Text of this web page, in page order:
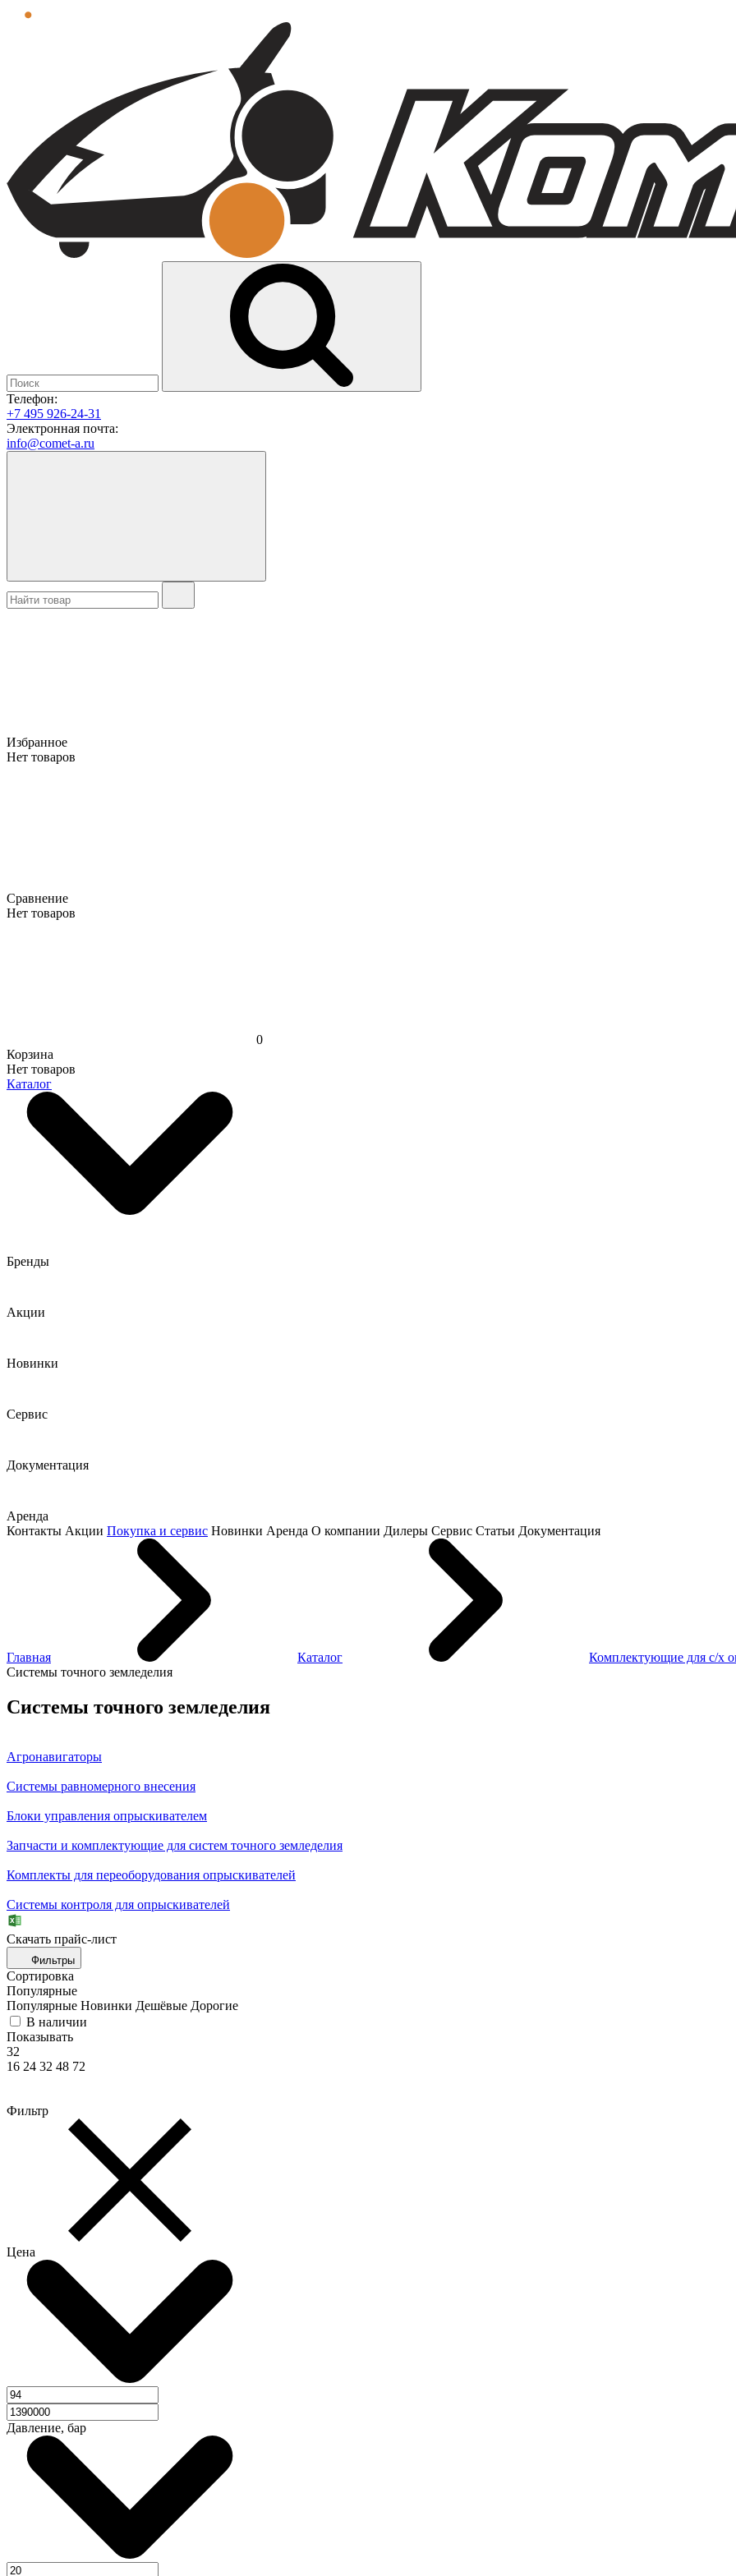
Телефон:
+7 495 926-24-31
Электронная почта:
info@comet-a.ru
Избранное
Нет товаров
Сравнение
Нет товаров
0
Корзина
Нет товаров
Каталог
Бренды
Акции
Новинки
Сервис
Документация
Аренда
Контакты Акции Покупка и сервис Новинки Аренда О компании Дилеры Сервис Статьи Документация
Главная Каталог
Комплектующие для с/х
Системы точного земледелия
Системы точного земледелия
Агронавигаторы
Системы равномерного внесения
Блоки управления опрыскивателем
Запчасти и комплектующие для систем точного земледелия
Комплекты для переоборудования опрыскивателей
Системы контроля для опрыскивателей
Скачать прайc-лист
Фильтры
Сортировка
Популярные
Популярные Новинки Дешёвые Дорогие
В наличии
Показывать
32
16 24 32 48 72
Фильтр
Цена
Давление, бар